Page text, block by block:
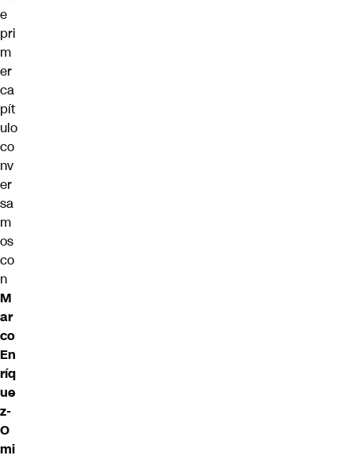
e
pri
m
er
ca
pít
ulo
co
nv
er
sa
m
os
co
n
M
ar
co
En
ríq
ue
z-
O
mi